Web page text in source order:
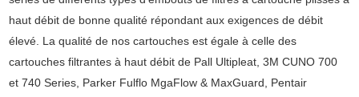
haut débit de bonne qualité répondant aux exigences de débit
élevé. La qualité de nos cartouches est égale à celle des
cartouches filtrantes à haut débit de Pall Ultipleat, 3M CUNO 700
et 740 Series, Parker Fulflo MgaFlow & MaxGuard, Pentair